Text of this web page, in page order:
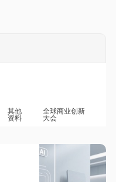
其他
资料
全球商业创新
大会